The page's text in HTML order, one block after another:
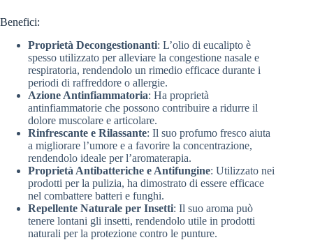
Benefici:
Proprietà Decongestionanti: L’olio di eucalipto è
spesso utilizzato per alleviare la congestione nasale e
respiratoria, rendendolo un rimedio efficace durante i
periodi di raffreddore o allergie.
Azione Antinfiammatoria: Ha proprietà
antinfiammatorie che possono contribuire a ridurre il
dolore muscolare e articolare.
Rinfrescante e Rilassante: Il suo profumo fresco aiuta
a migliorare l’umore e a favorire la concentrazione,
rendendolo ideale per l’aromaterapia.
Proprietà Antibatteriche e Antifungine: Utilizzato nei
prodotti per la pulizia, ha dimostrato di essere efficace
nel combattere batteri e funghi.
Repellente Naturale per Insetti: Il suo aroma può
tenere lontani gli insetti, rendendolo utile in prodotti
naturali per la protezione contro le punture.